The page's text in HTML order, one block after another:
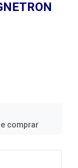
comprar